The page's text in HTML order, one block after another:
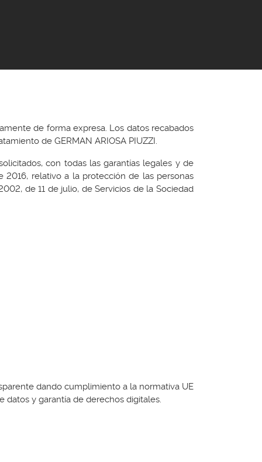
de forma expresa. Los datos recabados
de GERMAN ARIOSA PIUZZI.
con todas las garantías legales y de
relativo a la protección de las personas
de 11 de julio, de Servicios de la Sociedad
dando cumplimiento a la normativa UE
y garantía de derechos digitales.